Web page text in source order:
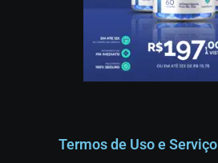
Termos de Uso e Serviço